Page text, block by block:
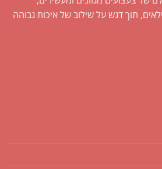
תוך דגש על שילוב של איכות גבוהה